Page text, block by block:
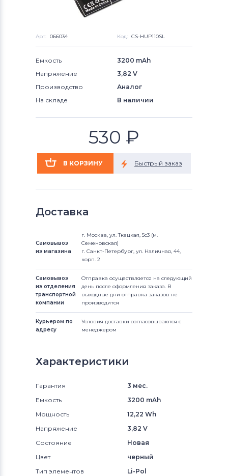
Арт: 066034 Код: CS-HUP110SL
Емкость
3200 mAh
Напряжение
3,82 V
Производство
Аналог
На складе
В наличии
530 ₽
Доставка
Самовывоз
из магазина
г. Москва, ул. Ткацкая, 5с3 (м.
Семеновская)
г. Санкт-Петербург, ул. Наличная, 44,
корп. 2
Самовывоз
из отделения
транспортной
компании
Отправка осуществляется на следующий
день после оформления заказа. В
выходные дни отправка заказов не
производится
Курьером по
адресу
Условия доставки согласовываются с
менеджером
Характеристики
Гарантия
3 мес.
Емкость
3200 mAh
Мощность
12,22 Wh
Напряжение
3,82 V
Состояние
Новая
Цвет
черный
Тип элементов
Li-Pol